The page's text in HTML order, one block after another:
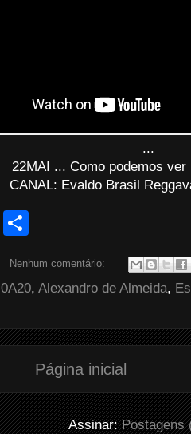
...
22MAI ... Como podemos
CANAL: Evaldo Brasil
P
e
e
Nenhum comentário:
0A20, Alexandro de Almeida,
Página inicial
Assinar:Postagens